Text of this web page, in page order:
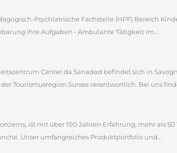
Psychiatrische Fachstelle (HPF) Bereich
Ihre Aufgaben - Ambulante Tätigkeit im...
Center da Sanadad befindet sich in
Tourismusregion Surses verantwortlich. Bei uns
ist mit über 100 Jahren Erfahrung, mehr als
Unser umfangreiches Produktportfolio und...